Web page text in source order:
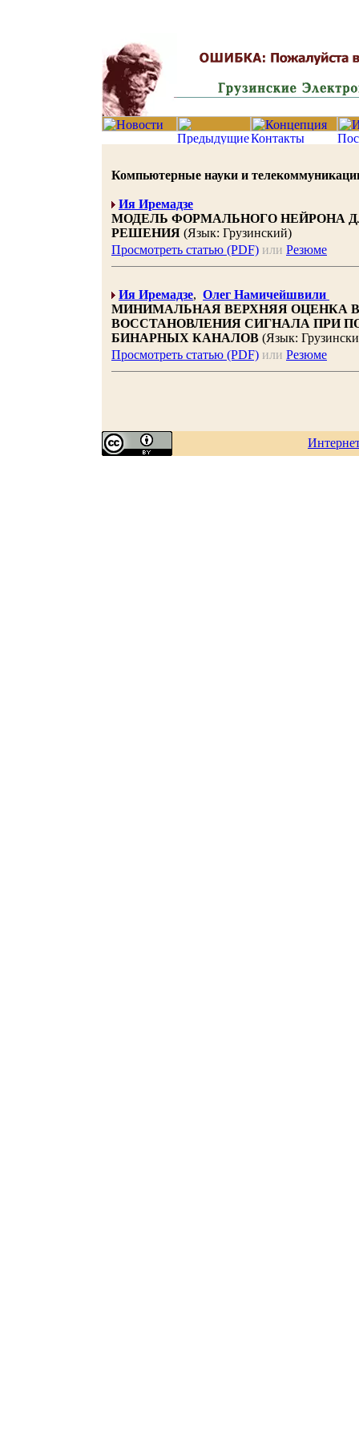
Компьютерные науки и
Ия Иремадзе
МОДЕЛЬ ФОРМАЛЬНОГО НЕЙРОНА
РЕШЕНИЯ (Язык: Грузинский)
Просмотреть статью (PDF) или Резюме
Ия Иремадзе, Олег Намичейшвили
МИНИМАЛЬНАЯ ВЕРХНЯЯ ОЦЕНКА
ВОССТАНОВЛЕНИЯ СИГНАЛА ПРИ
БИНАРНЫХ КАНАЛОВ (Язык:
Просмотреть статью (PDF) или Резюме